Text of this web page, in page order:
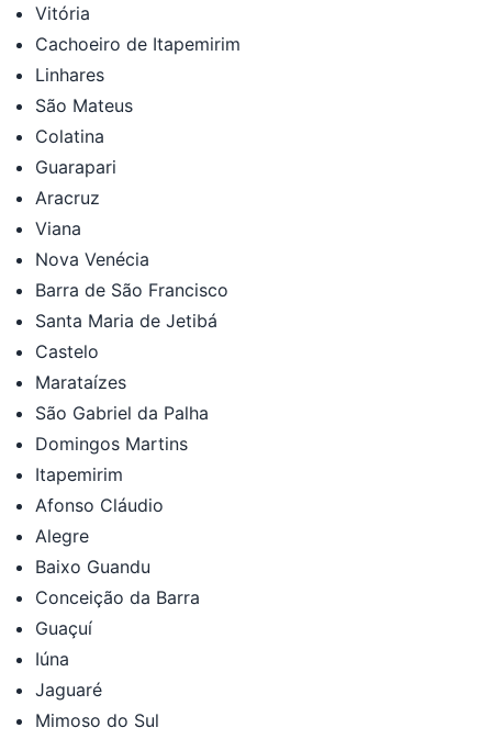
Vitória
Cachoeiro de Itapemirim
Linhares
São Mateus
Colatina
Guarapari
Aracruz
Viana
Nova Venécia
Barra de São Francisco
Santa Maria de Jetibá
Castelo
Marataízes
São Gabriel da Palha
Domingos Martins
Itapemirim
Afonso Cláudio
Alegre
Baixo Guandu
Conceição da Barra
Guaçuí
Iúna
Jaguaré
Mimoso do Sul